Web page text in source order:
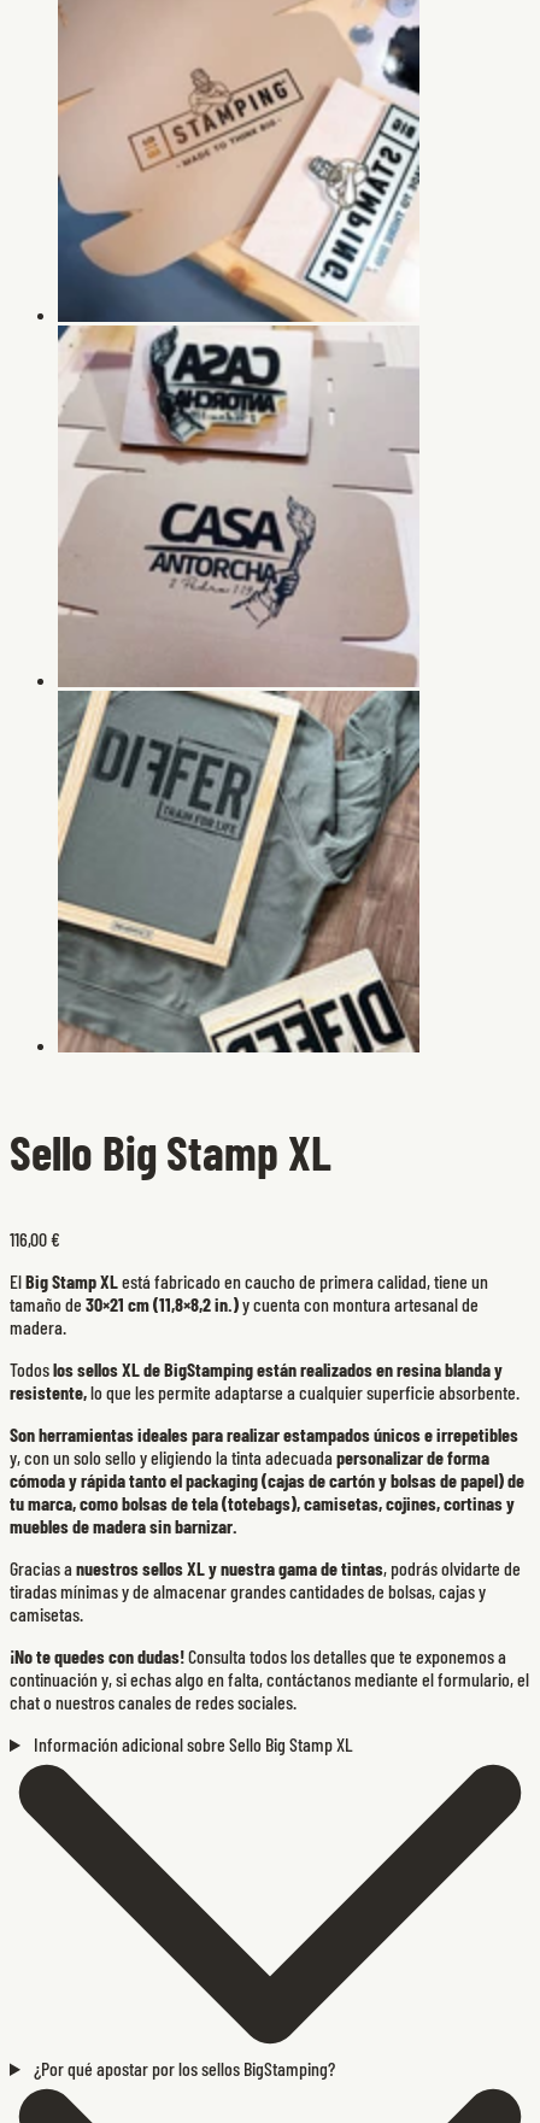
Sello Big Stamp XL
116,00 €
ElBig Stamp XLestá fabricado en caucho de primera calidad, tiene un
tamaño de 30×21 cm (11,8×8,2 in.)y cuenta con montura artesanal de
madera.
Todoslos sellos XL de BigStamping están realizados en resina blanda y
resistente,lo que les permite adaptarse a cualquier superficie absorbente.
Son herramientas ideales para realizar estampados únicos e irrepetibles
y, con un solo sello y eligiendo la tinta adecuadapersonalizar de forma
cómoda y rápida tanto el packaging (cajas de cartón y bolsas de papel) de
tu marca, como bolsas de tela (totebags), camisetas, cojines, cortinas y
muebles de madera sin barnizar.
Gracias anuestros sellos XL y nuestra gama de tintas, podrás olvidarte de
tiradas mínimas y de almacenar grandes cantidades de bolsas, cajas y
camisetas.
¡No te quedes con dudas!Consulta todos los detalles que te exponemos a
continuación y, si echas algo en falta, contáctanos mediante el formulario, el
chat o nuestros canales de redes sociales.
Información adicional sobre Sello Big Stamp XL
¿Por qué apostar por los sellos BigStamping?